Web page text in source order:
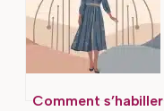
écologie
Comment s’habiller